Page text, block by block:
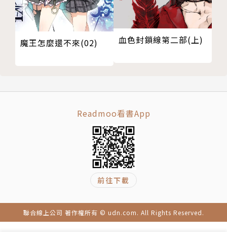
魔王怎麼還不來(02) 血色封鎖線第二部(上)
Readmoo看書App
前往下載
聯合線上公司 著作權所有 © udn.com. All Rights Reserved.